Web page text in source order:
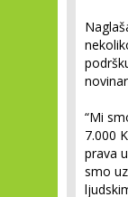
“Mi
7.000
prava
smo